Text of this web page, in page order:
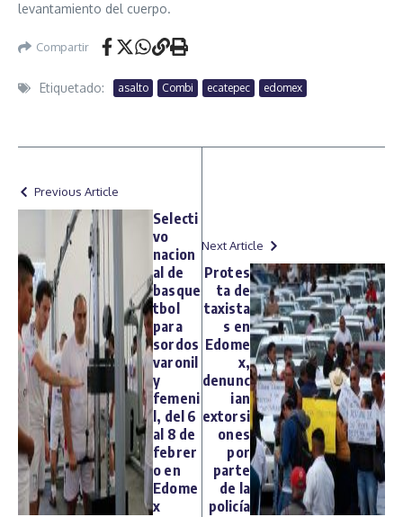
levantamiento del cuerpo.
Compartir
Etiquetado: asalto Combi ecatepec edomex
Previous Article
Selecti
vo
nacion
al de
basque
tbol
para
sordos
varonil
y
femeni
l, del 6
al 8 de
febrer
o en
Edome
x
Next Article
Protes
ta de
taxista
s en
Edome
x,
denunc
ian
extorsi
ones
por
parte
de la
policía